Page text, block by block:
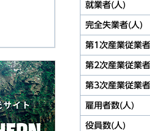
就業者(人)
完全失業者(人)
第1次産業従業
第2次産業従業
第3次産業従業
雇用者数(人)
役員数(人)